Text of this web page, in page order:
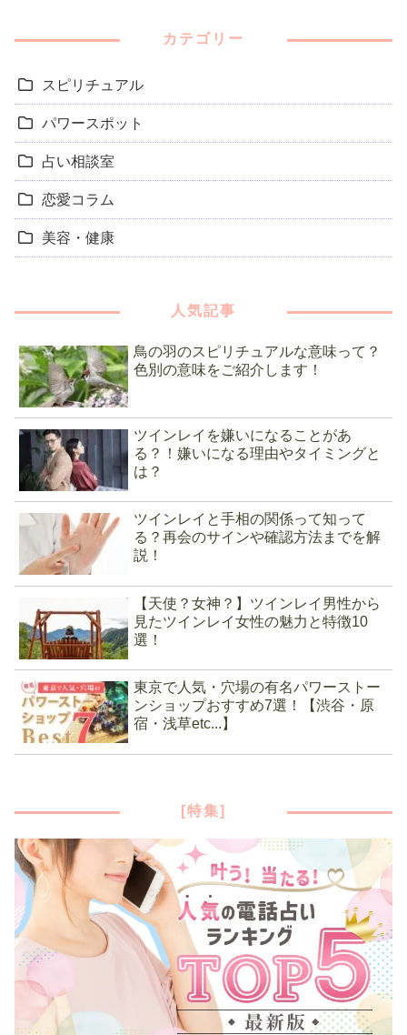
カテゴリー
スピリチュアル
パワースポット
占い相談室
恋愛コラム
美容・健康
人気記事
鳥の羽のスピリチュアルな意味って？
色別の意味をご紹介します！
ツインレイを嫌いになることがあ
る？！嫌いになる理由やタイミングと
は？
ツインレイと手相の関係って知って
る？再会のサインや確認方法までを解
説！
【天使？女神？】ツインレイ男性から
見たツインレイ女性の魅力と特徴10
選！
東京で人気・穴場の有名パワーストー
ンショップおすすめ7選！【渋谷・原
宿・浅草etc...】
[特集]